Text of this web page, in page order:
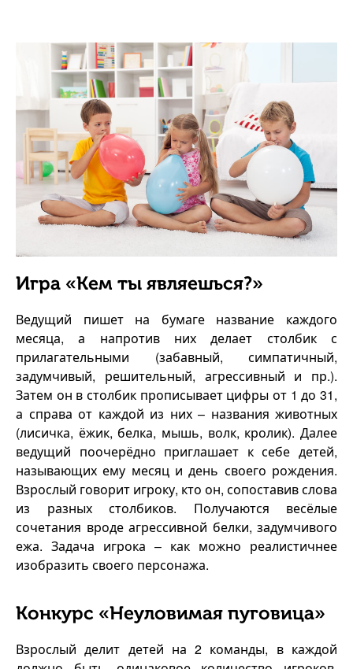
Игра «Кем ты являешься?»
Ведущий пишет на бумаге название каждого
месяца, а напротив них делает столбик с
прилагательными (забавный, симпатичный,
задумчивый, решительный, агрессивный и пр.).
Затем он в столбик прописывает цифры от 1 до 31,
а справа от каждой из них – названия животных
(лисичка, ёжик, белка, мышь, волк, кролик). Далее
ведущий поочерёдно приглашает к себе детей,
называющих ему месяц и день своего рождения.
Взрослый говорит игроку, кто он, сопоставив слова
из разных столбиков. Получаются весёлые
сочетания вроде агрессивной белки, задумчивого
ежа. Задача игрока – как можно реалистичнее
изобразить своего персонажа.
Конкурс «Неуловимая пуговица»
Взрослый делит детей на 2 команды, в каждой